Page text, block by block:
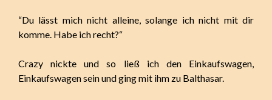
“Du lässt mich nicht alleine, solange ich nicht mit dir
komme. Habe ich recht?“
Crazy nickte und so ließ ich den Einkaufswagen,
Einkaufswagen sein und ging mit ihm zu Balthasar.